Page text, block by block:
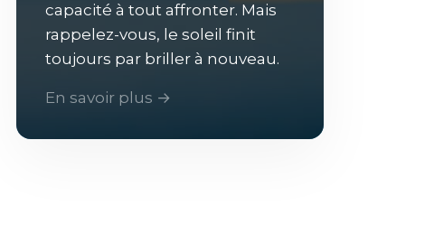
capacité à tout affronter. Mais
rappelez-vous, le soleil finit
toujours par briller à nouveau.
En savoir plus →